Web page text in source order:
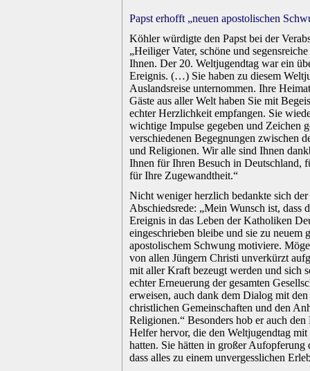
Papst erhofft „neuen apostolischen
Köhler würdigte den Papst bei der
„Heiliger Vater, schöne und
Ihnen. Der 20. Weltjugendtag war ein
Ereignis. (…) Sie haben zu diesem
Auslandsreise unternommen. Ihre
Gäste aus aller Welt haben Sie mit
echter Herzlichkeit empfangen. Sie
wichtige Impulse gegeben und Zeichen
verschiedenen Begegnungen zwischen
und Religionen. Wir alle sind Ihnen
Ihnen für Ihren Besuch in Deutschland,
für Ihre Zugewandtheit.“
Nicht weniger herzlich bedankte sich der
Abschiedsrede: „Mein Wunsch ist, dass
Ereignis in das Leben der Katholiken
eingeschrieben bleibe und sie zu neuem
apostolischem Schwung motiviere.
von allen Jüngern Christi unverkürzt
mit aller Kraft bezeugt werden und sich
echter Erneuerung der gesamten
erweisen, auch dank dem Dialog mit den
christlichen Gemeinschaften und den
Religionen.“ Besonders hob er auch den
Helfer hervor, die den Weltjugendtag
hatten. Sie hätten in großer Aufopferung
dass alles zu einem unvergesslichen